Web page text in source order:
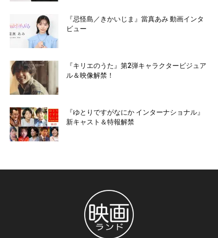
『忌怪島／きかいじま』當真あみ 動画インタ
ビュー
『キリエのうた』第2弾キャラクタービジュア
ル＆映像解禁！
『ゆとりですがなにか インターナショナル』
新キャスト＆特報解禁